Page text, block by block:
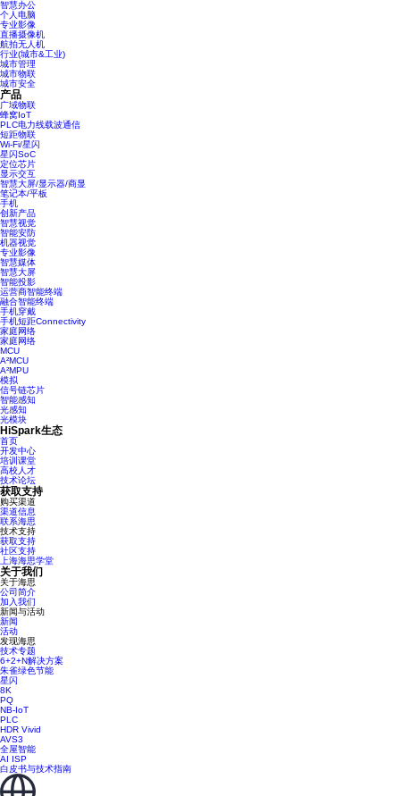
智慧办公
个人电脑
专业影像
直播摄像机
航拍无人机
行业(城市&工业)
城市管理
城市物联
城市安全
产品
广域物联
蜂窝IoT
PLC电力线载波通信
短距物联
Wi-Fi/星闪
星闪SoC
定位芯片
显示交互
智慧大屏/显示器/商显
笔记本/平板
手机
创新产品
智慧视觉
智能安防
机器视觉
专业影像
智慧媒体
智慧大屏
智能投影
运营商智能终端
融合智能终端
手机穿戴
手机短距Connectivity
家庭网络
家庭网络
MCU
A²MCU
A²MPU
模拟
信号链芯片
智能感知
光感知
光模块
HiSpark生态
首页
开发中心
培训课堂
高校人才
技术论坛
获取支持
购买渠道
渠道信息
联系海思
技术支持
获取支持
社区支持
上海海思学堂
关于我们
关于海思
公司简介
加入我们
新闻与活动
新闻
活动
发现海思
技术专题
6+2+N解决方案
朱雀绿色节能
星闪
8K
PQ
NB-IoT
PLC
HDR Vivid
AVS3
全屋智能
AI ISP
白皮书与技术指南